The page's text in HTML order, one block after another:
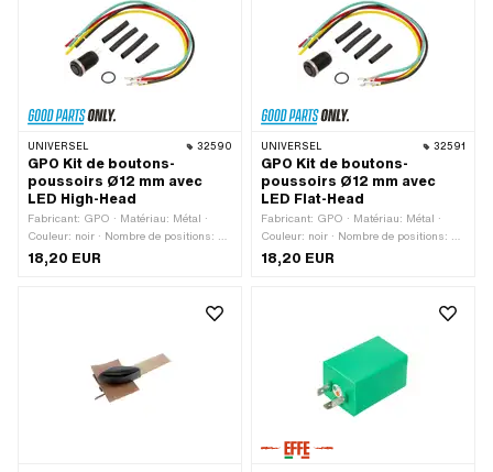
klaxon · Nombre de positions: 3 pcs ·
Ø du guidon: 22 mm
UNIVERSEL 32590
GPO Kit de boutons-
poussoirs Ø12 mm avec
LED High-Head
Fabricant: GPO · Matériau: Métal ·
Couleur: noir · Nombre de positions: 2
pcs · Nombre de câbles: 4 pcs ·
Longueur totale: 27 mm · Type de
18,20 EUR
UNIVERSEL 32591
GPO Kit de boutons-
poussoirs Ø12 mm avec
LED Flat-Head
Fabricant: GPO · Matériau: Métal ·
Couleur: noir · Nombre de positions: 2
pcs · Nombre de câbles: 4 pcs · Ø trou
de fixation: 12 mm · Type de filetage:
18,20 EUR